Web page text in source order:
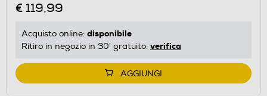
€ 119,99
Acquisto online: disponibile
Ritiro in negozio in 30' gratuito: verifica
AGGIUNGI